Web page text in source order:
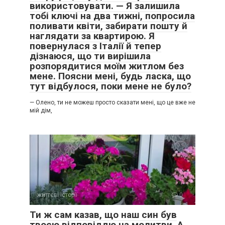
використовувати. — Я залишила
тобі ключі на два тижні, попросила
поливати квіти, забирати пошту й
наглядати за квартирою. Я
повернулася з Італії й тепер
дізнаюся, що ти вирішила
розпорядитися моїм житлом без
мене. Поясни мені, будь ласка, що
тут відбулося, поки мене не було?
— Олено, ти не можеш просто сказати мені, що це вже не
мій дім,
життєві історії 0
Ти ж сам казав, що наш син був